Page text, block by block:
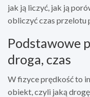
jak ją liczyć, jak ją
obliczyć czas przelotu
Podstawowe
droga, czas
W fizyce prędkość to
obiekt, czyli jaką